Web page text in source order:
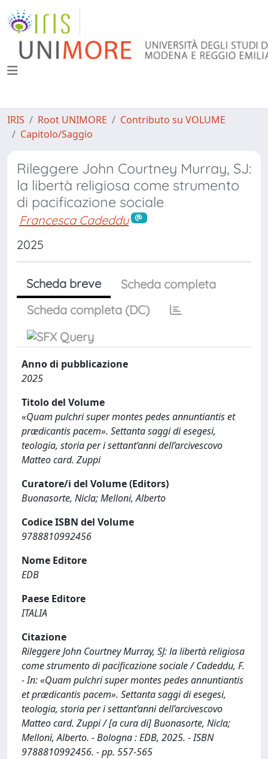
IRIS Root UNIMORE
Contributo su VOLUME
Capitolo/Saggio
Rileggere John Courtney Murray, SJ:
la libertà religiosa come strumento
di pacificazione sociale
Francesca Cadeddu
2025
Scheda breve
Scheda completa
Scheda completa (DC)
Anno di pubblicazione
2025
Titolo del Volume
«Quam pulchri super montes pedes annuntiantis et
prædicantis pacem». Settanta saggi di esegesi,
teologia, storia per i settant’anni dell’arcivescovo
Matteo card. Zuppi
Curatore/i del Volume (Editors)
Buonasorte, Nicla; Melloni, Alberto
Codice ISBN del Volume
9788810992456
Nome Editore
EDB
Paese Editore
ITALIA
Citazione
Rileggere John Courtney Murray, SJ: la libertà religiosa
come strumento di pacificazione sociale / Cadeddu, F.
- In: «Quam pulchri super montes pedes annuntiantis
et prædicantis pacem». Settanta saggi di esegesi,
teologia, storia per i settant’anni dell’arcivescovo
Matteo card. Zuppi / [a cura di] Buonasorte, Nicla;
Melloni, Alberto. - Bologna : EDB, 2025. - ISBN
9788810992456. - pp. 557-565